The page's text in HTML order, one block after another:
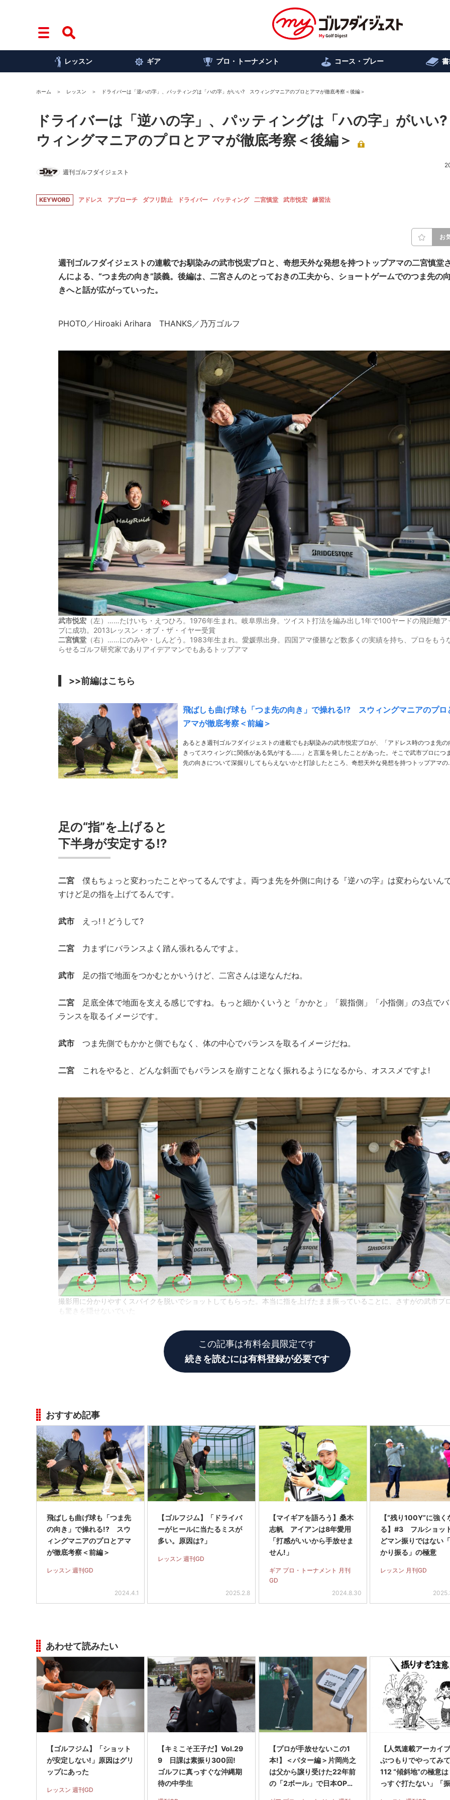
レッスン ギア プロ・トーナメント コース・プレー
ホーム レッスン ドライバーは「逆ハの字」、パッティングは「ハの字」がいい? スウィングマニアのプロとアマが徹底考察＜後編＞
ドライバーは「逆ハの字」、パッティングは「ハの字」がい
ウィングマニアのプロとアマが徹底考察＜後編＞
週刊ゴルフダイジェスト
KEYWORD アドレス アプローチ ダフリ防止 ドライバー パッティング 二宮慎堂 武市悦宏 練習法
お
週刊ゴルフダイジェストの連載でお馴染みの武市悦宏プロと、奇想天外な発想を持つトップアマの二宮慎堂
んによる、“つま先の向き”談義。後編は、二宮さんのとっておきの工夫から、ショートゲームでのつま先の
きへと話が広がっていった。
PHOTO／Hiroaki Arihara THANKS／乃万ゴルフ
武市悦宏 （左）……たけいち・えつひろ。1976年生まれ。岐阜県出身。ツイスト打法を編み出し1年で100ヤードの飛距離ア
プに成功。2013レッスン・オブ・ザ・イヤー受賞
二宮慎堂 （右）……にのみや・しんどう。1983年生まれ。愛媛県出身。四国アマ優勝など数多くの実績を持ち、プロをもう
らせるゴルフ研究家でありアイデアマンでもあるトップアマ
>>前編はこちら
飛ばしも曲げ球も「つま先の向き」で操れる!? スウィングマニアのプロ
アマが徹底考察＜前編＞
あるとき週刊ゴルフダイジェストの連載でもお馴染みの武市悦宏プロが、「アドレス時のつま先の
きってスウィングに関係がある気がする……」と言葉を発したことがあった。そこで武市プロにつ
先の向きについて深掘りしてもらえないかと打診したところ、奇想天外な発想を持つトップアマの
足の“指”を上げると
下半身が安定する!?
二宮 僕もちょっと変わったことやってるんですよ。両つま先を外側に向ける『逆ハの字』は変わらないん
すけど足の指を上げてるんです。
武市 えっ! ! どうして?
二宮 力まずにバランスよく踏ん張れるんですよ。
武市 足の指で地面をつかむとかいうけど、二宮さんは逆なんだね。
二宮 足底全体で地面を支える感じですね。もっと細かくいうと「かかと」「親指側」「小指側」の3点でバ
ランスを取るイメージです。
武市 つま先側でもかかと側でもなく、体の中心でバランスを取るイメージだね。
二宮 これをやると、どんな斜面でもバランスを崩すことなく振れるようになるから、オススメですよ!
撮影用に分かりやすくスパイクを脱いでショットしてもらった。本当に指を上げたまま振っていることに、さすがの武市プ
も驚きを隠せないでいた
この記事は有料会員限定です
続きを読むには有料登録が必要です
おすすめ記事
飛ばしも曲げ球も「つま先
の向き」で操れる!? スウ
ィングマニアのプロとアマ
が徹底考察＜前編＞
レッスン 週刊GD
2024.4.1
【ゴルフジム】「ドライバ
ーがヒールに当たるミスが
多い。原因は?」
レッスン 週刊GD
2025.2.8
【マイギアを語ろう】桑木
志帆 アイアンは8年愛用
「打感がいいから手放せま
せん!」
ギア プロ・トーナメント 月刊
GD
2024.8.30
【“残り100Y”に強く
る】#3 フルショッ
どマン振りではない
かり振る」の極意
レッスン 月刊GD
あわせて読みたい
【ゴルフジム】「ショット
が安定しない!」原因はグリ
ップにあった
レッスン 週刊GD
【キミこそ王子だ】Vol.29
9 日課は素振り300回!
ゴルフに真っすぐな沖縄期
待の中学生
【プロが手放せないこの1
本!】＜パター編＞片岡尚之
は父から譲り受けた22年前
の「2ボール」で日本OP制
【人気連載アーカイ
ぶつもりでやってみ
112 “傾斜地”の極意
っすぐ打たない」「